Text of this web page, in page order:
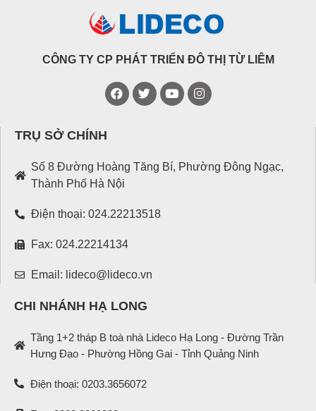
CÔNG TY CP PHÁT TRIỂN ĐÔ THỊ TỪ LIÊM
TRỤ SỞ CHÍNH
Số 8 Đường Hoàng Tăng Bí, Phường Đông Ngạc,
Thành Phố Hà Nội
Điện thoại: 024.22213518
Fax: 024.22214134
Email: lideco@lideco.vn
CHI NHÁNH HẠ LONG
Tầng 1+2 tháp B toà nhà Lideco Hạ Long - Đường Trần
Hưng Đạo - Phường Hồng Gai - Tỉnh Quảng Ninh
Điện thoại: 0203.3656072